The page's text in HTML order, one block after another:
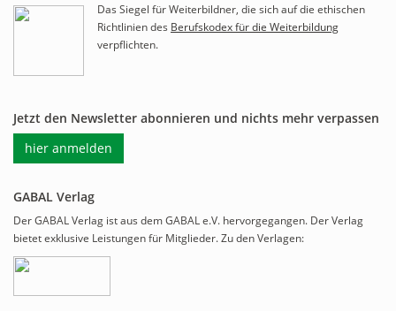
Das Siegel für Weiterbildner, die sich auf die ethischen
Richtlinien des Berufskodex für die Weiterbildung
verpflichten.
Jetzt den Newsletter abonnieren und nichts mehr verpassen
hier anmelden
GABAL Verlag
Der GABAL Verlag ist aus dem GABAL e.V. hervorgegangen. Der Verlag
bietet exklusive Leistungen für Mitglieder. Zu den Verlagen: